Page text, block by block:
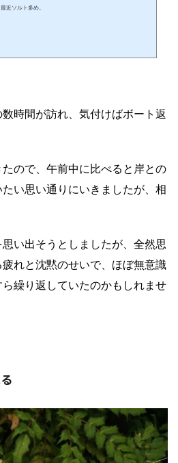
近ソルト多め。
時間が訪れ、気付けばボート返
ので、午前中に比べると岸との
い思い通りにいきましたが、相
い出そうとしましたが、全然思
れと沈黙のせいで、ほぼ無意識
繰り返していたのかもしれませ